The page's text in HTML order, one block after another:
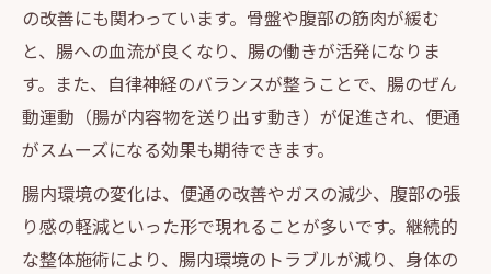
の改善にも関わっています。骨盤や腹部の筋肉が緩む
と、腸への血流が良くなり、腸の働きが活発になりま
す。また、自律神経のバランスが整うことで、腸のぜん
動運動（腸が内容物を送り出す動き）が促進され、便通
がスムーズになる効果も期待できます。
腸内環境の変化は、便通の改善やガスの減少、腹部の張
り感の軽減といった形で現れることが多いです。継続的
な整体施術により、腸内環境のトラブルが減り、身体の